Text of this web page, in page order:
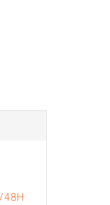
48H